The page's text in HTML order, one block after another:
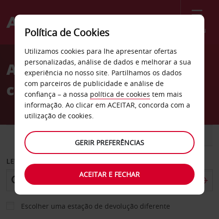
Menu
Welcome
AvisAluguer de
carros Michigan
CARRO COMERCIAIS
LEVANTAR EM
Escolher uma estação de devolução diferente
Política de Cookies
Utilizamos cookies para lhe apresentar ofertas
personalizadas, análise de dados e melhorar a sua
experiência no nosso site. Partilhamos os dados
com parceiros de publicidade e análise de
confiança – a nossa política de cookies tem mais
informação. Ao clicar em ACEITAR, concorda com a
utilização de cookies.
GERIR PREFERÊNCIAS
ACEITAR E FECHAR